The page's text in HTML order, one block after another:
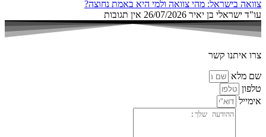
צוואה בישראל: מהי צוואה ולמי היא באמת נחוצה?
עו"ד ישראלי בן יאיר 26/07/2026 אין תגובות
צרו איתנו קשר
שם מלא
טלפון
אימייל